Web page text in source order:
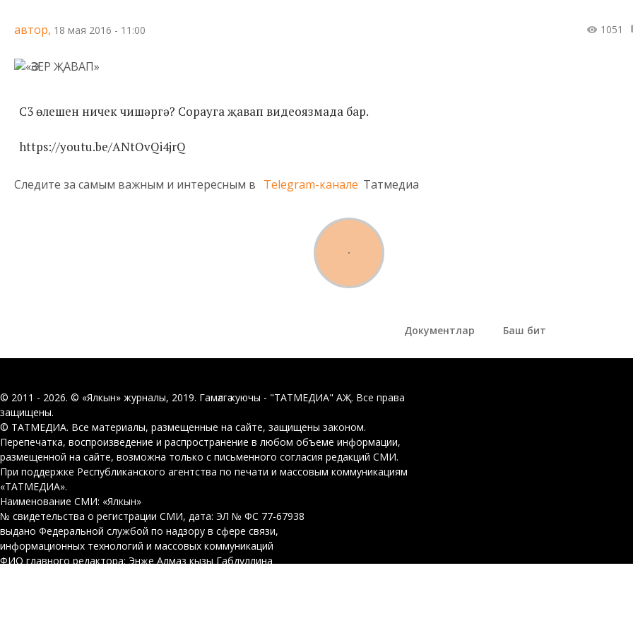
автор, 18 мая 2016 - 11:00 1051
С3 өлешен ничек чишәргә? Сорауга җавап видеоязмада бар.
https://youtu.be/ANtOvQi4jrQ
Следите за самым важным и интересным в Telegram-канале Татмедиа
Документлар Баш бит
© 2011 - 2026. © «Ялкын» журналы, 2019. Гамәлгә куючы - "ТАТМЕДИА" АҖ. Все права
защищены.
© ТАТМЕДИА. Все материалы, размещенные на сайте, защищены законом.
Перепечатка, воспроизведение и распространение в любом объеме информации,
размещенной на сайте, возможна только с письменного согласия редакций СМИ.
При поддержке Республиканского агентства по печати и массовым коммуникациям
«ТАТМЕДИА».
Наименование СМИ: «Ялкын»
№ свидетельства о регистрации СМИ, дата: ЭЛ № ФС 77-67938
выдано Федеральной службой по надзору в сфере связи,
информационных технологий и массовых коммуникаций
ФИО главного редактора: Энҗе Алмаз кызы Габдуллина